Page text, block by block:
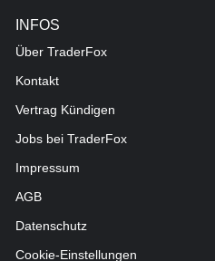
INFOS
Über TraderFox
Kontakt
Vertrag Kündigen
Jobs bei TraderFox
Impressum
AGB
Datenschutz
Cookie-Einstellungen